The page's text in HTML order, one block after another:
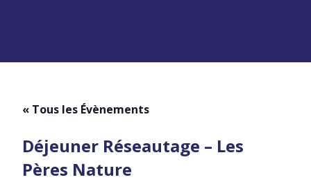
« Tous les Évènements
Déjeuner Réseautage – Les
Pères Nature